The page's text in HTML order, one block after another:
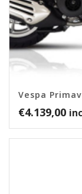
Vespa
€4.139,00